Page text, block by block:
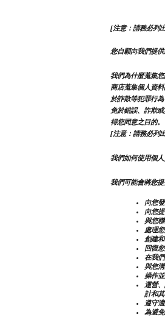
[注意：請務必列
您自願向我們提
我們為什麼蒐集
商店蒐集個人資
於詐欺等犯罪行
免於錯誤、詐欺
得您同意之目的。
[注意：請務必列
我們如何使用個人
我們可能會將您
向您
向您
與您
處理
創建
回復
在我
與您
操作
運營
計和
遵守
為避